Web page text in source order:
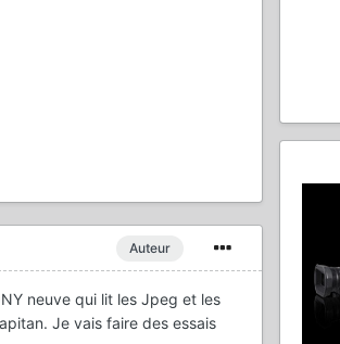
Auteur
neuve qui lit les Jpeg et les
Je vais faire des essais